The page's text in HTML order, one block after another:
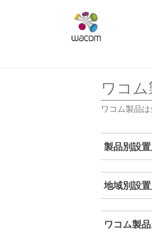
ワコ
ワコム製品
製品別設
地域別設
ワコム製